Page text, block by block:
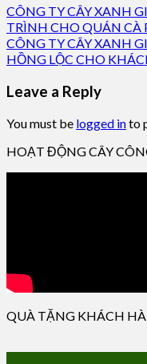
CÔNG TY CÂY XANH
TRÌNH CHO QUÁN CÀ
CÔNG TY CÂY XANH
HỒNG LỘC CHO
Leave a Reply
You must be logged into
HOẠT ĐỘNG CÂY
QUÀ TẶNG KHÁCH